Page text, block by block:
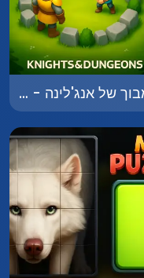
המבוך של אנג'לינה - The Maze of Angelina